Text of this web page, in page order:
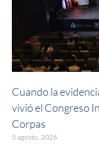
Cuando la
vivió el Congreso
Corpas
5 agosto, 2026